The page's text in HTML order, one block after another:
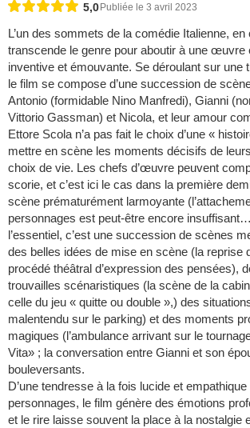
5,0 Publiée le 3 avril 2023
L’un des sommets de la comédie Italienne, en
transcende le genre pour aboutir à une œuvre
inventive et émouvante. Se déroulant sur une
le film se compose d’une succession de
Antonio (formidable Nino Manfredi), Gianni
Vittorio Gassman) et Nicola, et leur amour
Ettore Scola n’a pas fait le choix d’une «
mettre en scène les moments décisifs de
choix de vie. Les chefs d’œuvre peuvent
scorie, et c’est ici le cas dans la première
scène prématurément larmoyante
personnages est peut-être encore
l’essentiel, c’est une succession de scènes
des belles idées de mise en scène (la reprise
procédé théâtral d’expression des pensées),
trouvailles scénaristiques (la scène de la
celle du jeu « quitte ou double »,) des
malentendu sur le parking) et des moments
magiques (l’ambulance arrivant sur le
Vita» ; la conversation entre Gianni et son
bouleversants.
D’une tendresse à la fois lucide et
personnages, le film génère des émotions
et le rire laisse souvent la place à la nostalgie